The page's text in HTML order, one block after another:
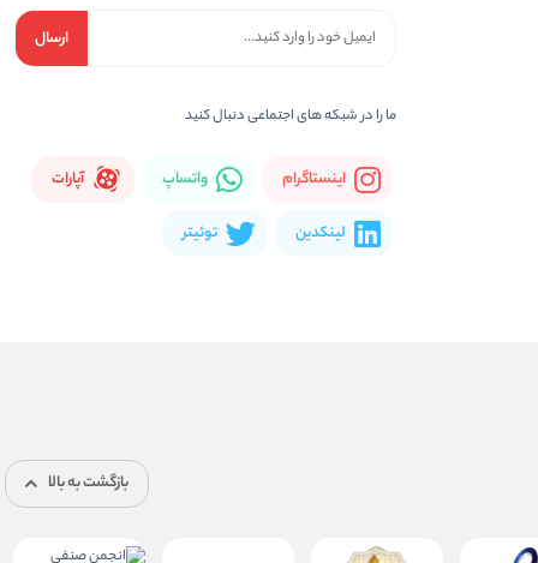
ارسال
ما را در شبكه های اجتماعی دنبال کنید
اینستاگرام واتساپ آپارات
لینکدین توئیتر
بازگشت به بالا